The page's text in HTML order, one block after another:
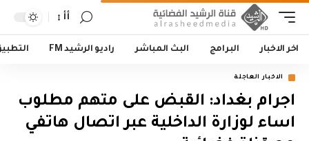
أأ
اخر الاخبار البرامج البث المباشر راديو الرشيد FM
الاخبار العاجلة
اجرام بغداد: القبض على متهم مطلوب
اساء لوزارة الداخلية عبر اتصال هاتفي